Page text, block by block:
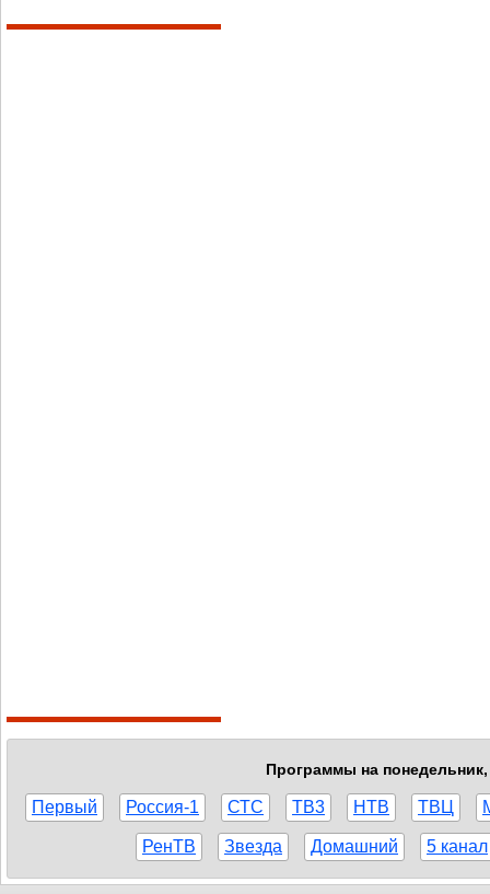
Программы на понедельник,
Первый Россия-1 СТС ТВ3 НТВ ТВЦ
РенТВ Звезда Домашний 5 канал